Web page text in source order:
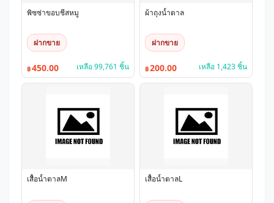
พิซซ่าขอบชีสหมู
ฝากขาย
฿450.00 เหลือ 99,761 ชิ้น
ผ้าถุงน้ำตาล
ฝากขาย
฿200.00 เหลือ 1,423 ชิ้น
เสื้อน้ำตาลM เสื้อน้ำตาลL